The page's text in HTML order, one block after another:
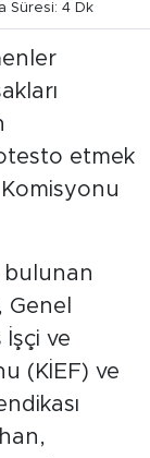
Süresi: 4 Dk
etmek
bulunan
Genel
İşçi ve
(KİEF) ve